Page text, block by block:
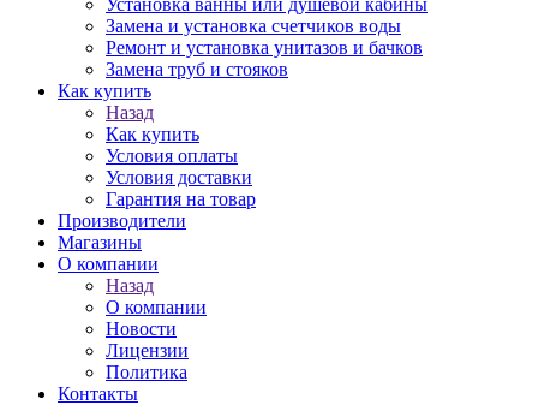
Установка ванны или душевой кабины
Замена и установка счетчиков воды
Ремонт и установка унитазов и бачков
Замена труб и стояков
Как купить
Назад
Как купить
Условия оплаты
Условия доставки
Гарантия на товар
Производители
Магазины
О компании
Назад
О компании
Новости
Лицензии
Политика
Контакты